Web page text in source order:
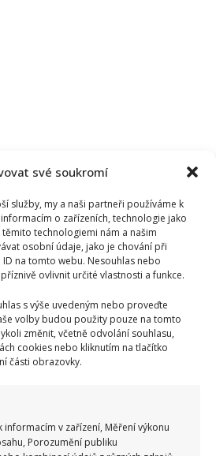
své soukromí
služby, my a naši partneři používáme k
o zařízeních, technologie jako
technologiemi nám a našim
osobní údaje, jako je chování při
na tomto webu. Nesouhlas nebo
ovlivnit určité vlastnosti a funkce.
s výše uvedeným nebo proveďte
volby budou použity pouze na tomto
změnit, včetně odvolání souhlasu,
cookies nebo kliknutím na tlačítko
části obrazovky.
v zařízení, Měření výkonu
Porozumění publiku